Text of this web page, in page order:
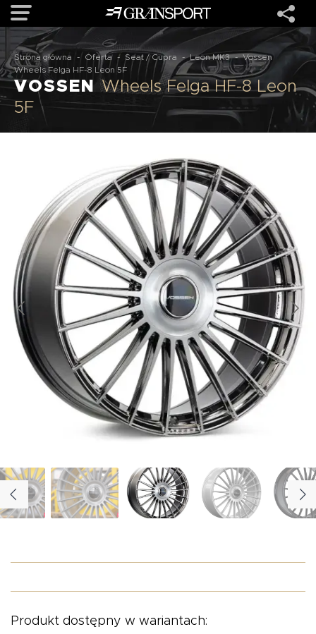
OFERTA
MARKI
O NAS
USŁUGI
KONTAKT
O NAS OFERTA BLOG ZOSTAŃ PARTNEREM
Strona główna - Oferta - Seat / Cupra - Leon MK3 - Vossen
Wheels Felga HF-8 Leon 5F
VOSSENWheels Felga HF-8 Leon
5F
Produkt dostępny w wariantach: